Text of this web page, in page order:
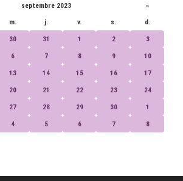
septembre 2023 »
m. j. v. s. d.
30 31 1 2 3
6 7 8 9 10
13 14 15 16 17
20 21 22 23 24
27 28 29 30 1
4 5 6 7 8